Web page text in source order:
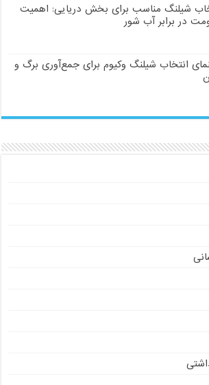
شیلنگ مناسب برای بخش دریایی: اهمیت
در برابر آب شور
انتخاب شیلنگ وکیوم برای جمع‌آوری برگ و